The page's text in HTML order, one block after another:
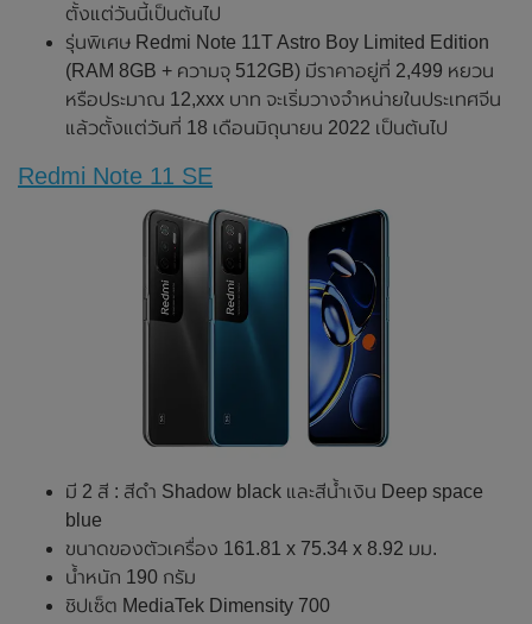
ตั้งแต่วันนี้เป็นต้นไป
รุ่นพิเศษ Redmi Note 11T Astro Boy Limited Edition
(RAM 8GB + ความจุ 512GB) มีราคาอยู่ที่ 2,499 หยวน
หรือประมาณ 12,xxx บาท จะเริ่มวางจำหน่ายในประเทศจีน
แล้วตั้งแต่วันที่ 18 เดือนมิถุนายน 2022 เป็นต้นไป
Redmi Note 11 SE
มี 2 สี : สีดำ Shadow black และสีน้ำเงิน Deep space
blue
ขนาดของตัวเครื่อง 161.81 x 75.34 x 8.92 มม.
น้ำหนัก 190 กรัม
ชิปเซ็ต MediaTek Dimensity 700